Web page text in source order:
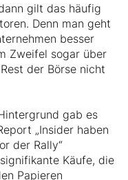
gilt das häufig
Denn man geht
besser
Zweifel sogar über
der Börse nicht
gab es
„Insider haben
der Rally“
Käufe, die
Papieren